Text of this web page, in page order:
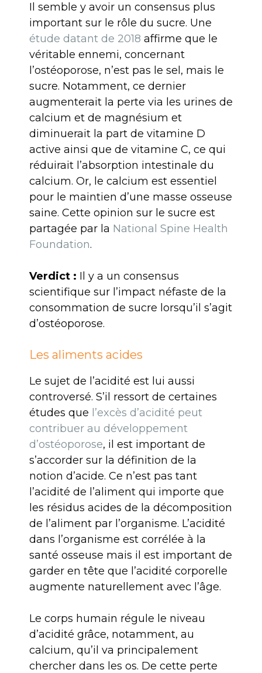
Il semble y avoir un consensus plus
important sur le rôle du sucre. Une
étude datant de 2018 affirme que le
véritable ennemi, concernant
l’ostéoporose, n’est pas le sel, mais le
sucre. Notamment, ce dernier
augmenterait la perte via les urines de
calcium et de magnésium et
diminuerait la part de vitamine D
active ainsi que de vitamine C, ce qui
réduirait l’absorption intestinale du
calcium. Or, le calcium est essentiel
pour le maintien d’une masse osseuse
saine. Cette opinion sur le sucre est
partagée par la National Spine Health
Foundation.
Verdict : Il y a un consensus
scientifique sur l’impact néfaste de la
consommation de sucre lorsqu’il s’agit
d’ostéoporose.
Les aliments acides
Le sujet de l’acidité est lui aussi
controversé. S’il ressort de certaines
études que l’excès d’acidité peut
contribuer au développement
d’ostéoporose, il est important de
s’accorder sur la définition de la
notion d’acide. Ce n’est pas tant
l’acidité de l’aliment qui importe que
les résidus acides de la décomposition
de l’aliment par l’organisme. L’acidité
dans l’organisme est corrélée à la
santé osseuse mais il est important de
garder en tête que l’acidité corporelle
augmente naturellement avec l’âge.
Le corps humain régule le niveau
d’acidité grâce, notamment, au
calcium, qu’il va principalement
chercher dans les os. De cette perte